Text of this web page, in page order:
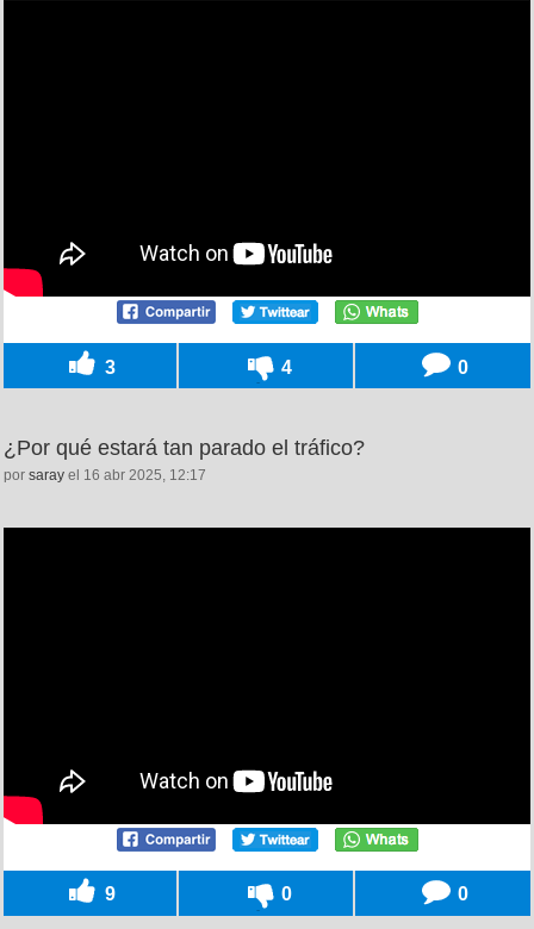
3 4 0
¿Por qué estará tan parado el tráfico?
por saray el 16 abr 2025, 12:17
9 0 0